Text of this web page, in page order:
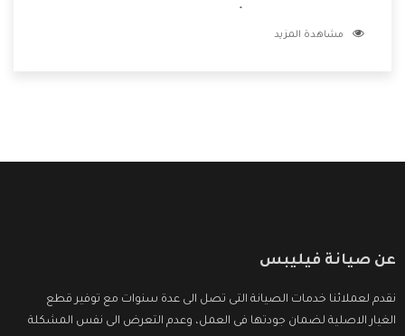
وتقدم للعملاء أقوى العروض والخصومات التى تسهل على
مشاهدة المزيد
عن صيانة فيليبس
نقدم لعملائنا خدمات الصيانة التى تصل الى عدة سنوات مع توفير قطع
الغيار الاصلية لضمان جودتها فى العمل، وعدم التعرض الى نفس المشكلة